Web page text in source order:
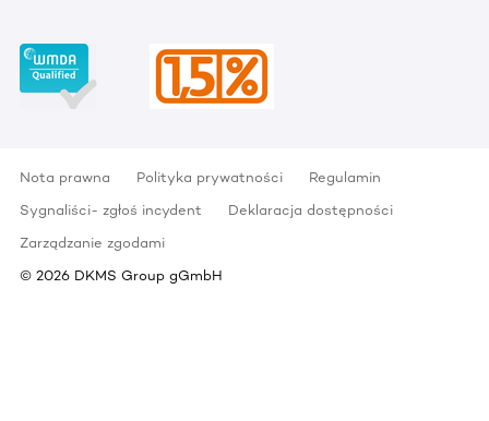
Nota prawna Polityka prywatności
Regulamin
Sygnaliści- zgłoś incydent
Deklaracja dostępności
Zarządzanie zgodami
© 2026 DKMS Group gGmbH